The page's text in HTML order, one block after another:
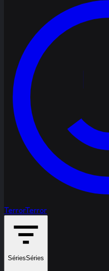
TerrorTerror
SériesSéries